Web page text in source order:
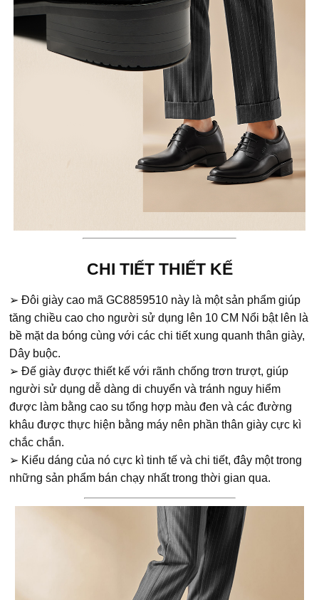
CHI TIẾT THIẾT KẾ
➢ Đôi giày cao mã GC8859510 này là một sản phẩm giúp
tăng chiều cao cho người sử dụng lên 10 CM Nổi bật lên là
bề mặt da bóng cùng với các chi tiết xung quanh thân giày,
Dây buộc.
➢ Đế giày được thiết kế với rãnh chống trơn trượt, giúp
người sử dụng dễ dàng di chuyển và tránh nguy hiểm
được làm bằng cao su tổng hợp màu đen và các đường
khâu được thực hiện bằng máy nên phần thân giày cực kì
chắc chắn.
➢ Kiểu dáng của nó cực kì tinh tế và chi tiết, đây một trong
những sản phẩm bán chạy nhất trong thời gian qua.